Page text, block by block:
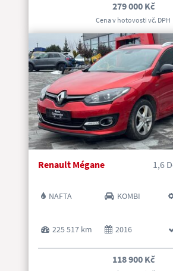
279 000 Kč
Cena v hotovosti vč. DPH
Renault Mégane 1,6
NAFTA KOMBI
225 517 km 2016
118 900 Kč